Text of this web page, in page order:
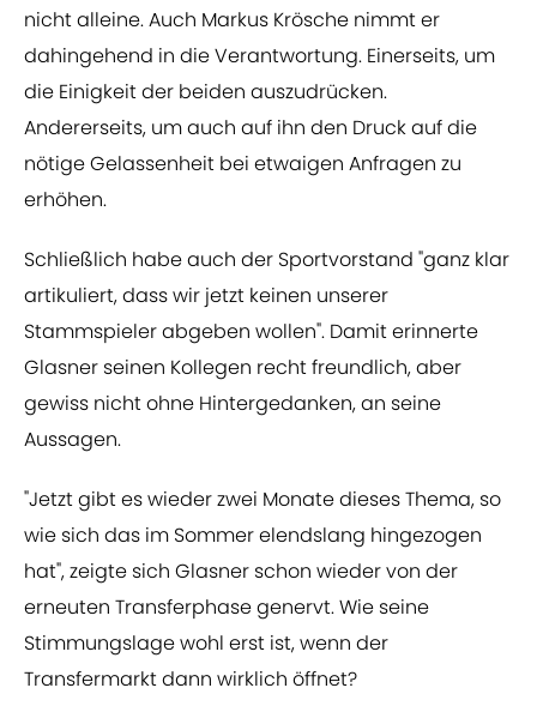
nicht alleine. Auch Markus Krösche nimmt er
dahingehend in die Verantwortung. Einerseits, um
die Einigkeit der beiden auszudrücken.
Andererseits, um auch auf ihn den Druck auf die
nötige Gelassenheit bei etwaigen Anfragen zu
erhöhen.
Schließlich habe auch der Sportvorstand "ganz klar
artikuliert, dass wir jetzt keinen unserer
Stammspieler abgeben wollen". Damit erinnerte
Glasner seinen Kollegen recht freundlich, aber
gewiss nicht ohne Hintergedanken, an seine
Aussagen.
"Jetzt gibt es wieder zwei Monate dieses Thema, so
wie sich das im Sommer elendslang hingezogen
hat", zeigte sich Glasner schon wieder von der
erneuten Transferphase genervt. Wie seine
Stimmungslage wohl erst ist, wenn der
Transfermarkt dann wirklich öffnet?